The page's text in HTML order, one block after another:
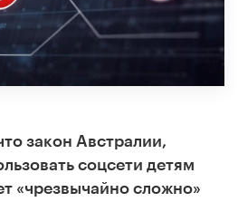
закон Австралии,
соцсети детям
«чрезвычайно сложно»